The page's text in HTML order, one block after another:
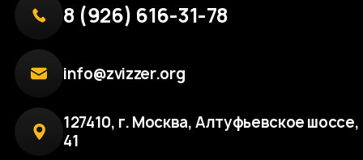
8 (926) 616-31-78
info@zvizzer.org
127410, г. Москва, Алтуфьевское шоссе,
41